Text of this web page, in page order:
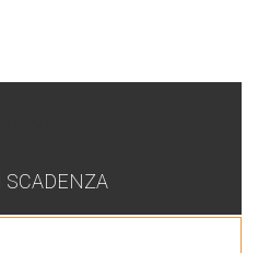
SCADENZA